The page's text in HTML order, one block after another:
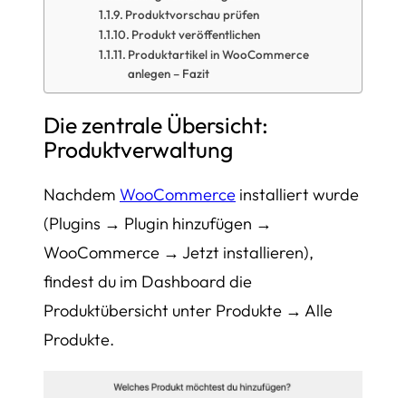
Produktvorschau prüfen
Produkt veröffentlichen
Produktartikel in WooCommerce
anlegen – Fazit
Die zentrale Übersicht:
Produktverwaltung
Nachdem WooCommerce installiert wurde
(Plugins → Plugin hinzufügen →
WooCommerce → Jetzt installieren),
findest du im Dashboard die
Produktübersicht unter Produkte → Alle
Produkte.